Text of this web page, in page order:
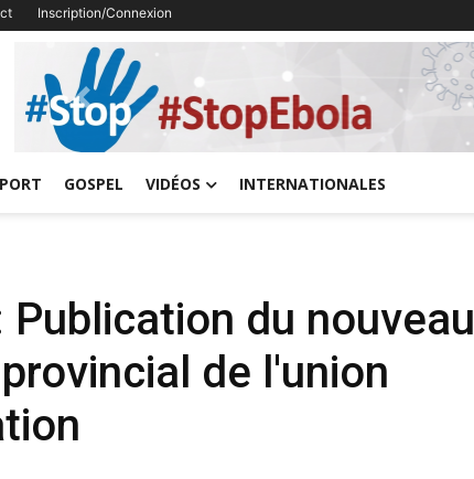
Inscription/Connexion
Previous
GOSPEL VIDÉOS INTERNATIONALES
du nouveau
de l'union